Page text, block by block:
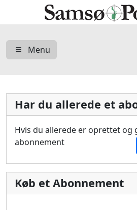
Menu
Har du allerede et
Hvis du allerede er oprettet og
abonnement
Køb et Abonnement